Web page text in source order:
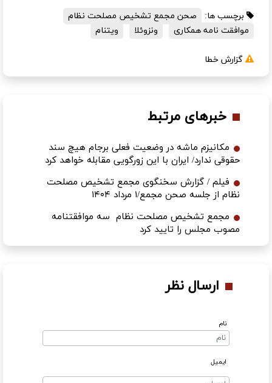
برچسب ها:
صحن مجمع تشخیص مصلحت نظام
موافقت نامه همکاری
ونزوئلا ویتنام
گزارش خطا
خبرهای مرتبط
مکانیزم ماشه در وضعیت فعلی برجام هیچ سند
حقوقی ندارد/ ایران با این زورگویی مقابله خواهد کرد
فیلم / گزارش سخنگوی مجمع تشخیص مصلحت
نظام از جلسه صحن مجمع/۱ مرداد ۱۴۰۴
مجمع تشخیص مصلحت نظام سه موافقتنامه
مصوب مجلس را تایید کرد
ارسال نظر
نام
ایمیل